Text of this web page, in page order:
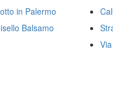
in Palermo
Balsamo